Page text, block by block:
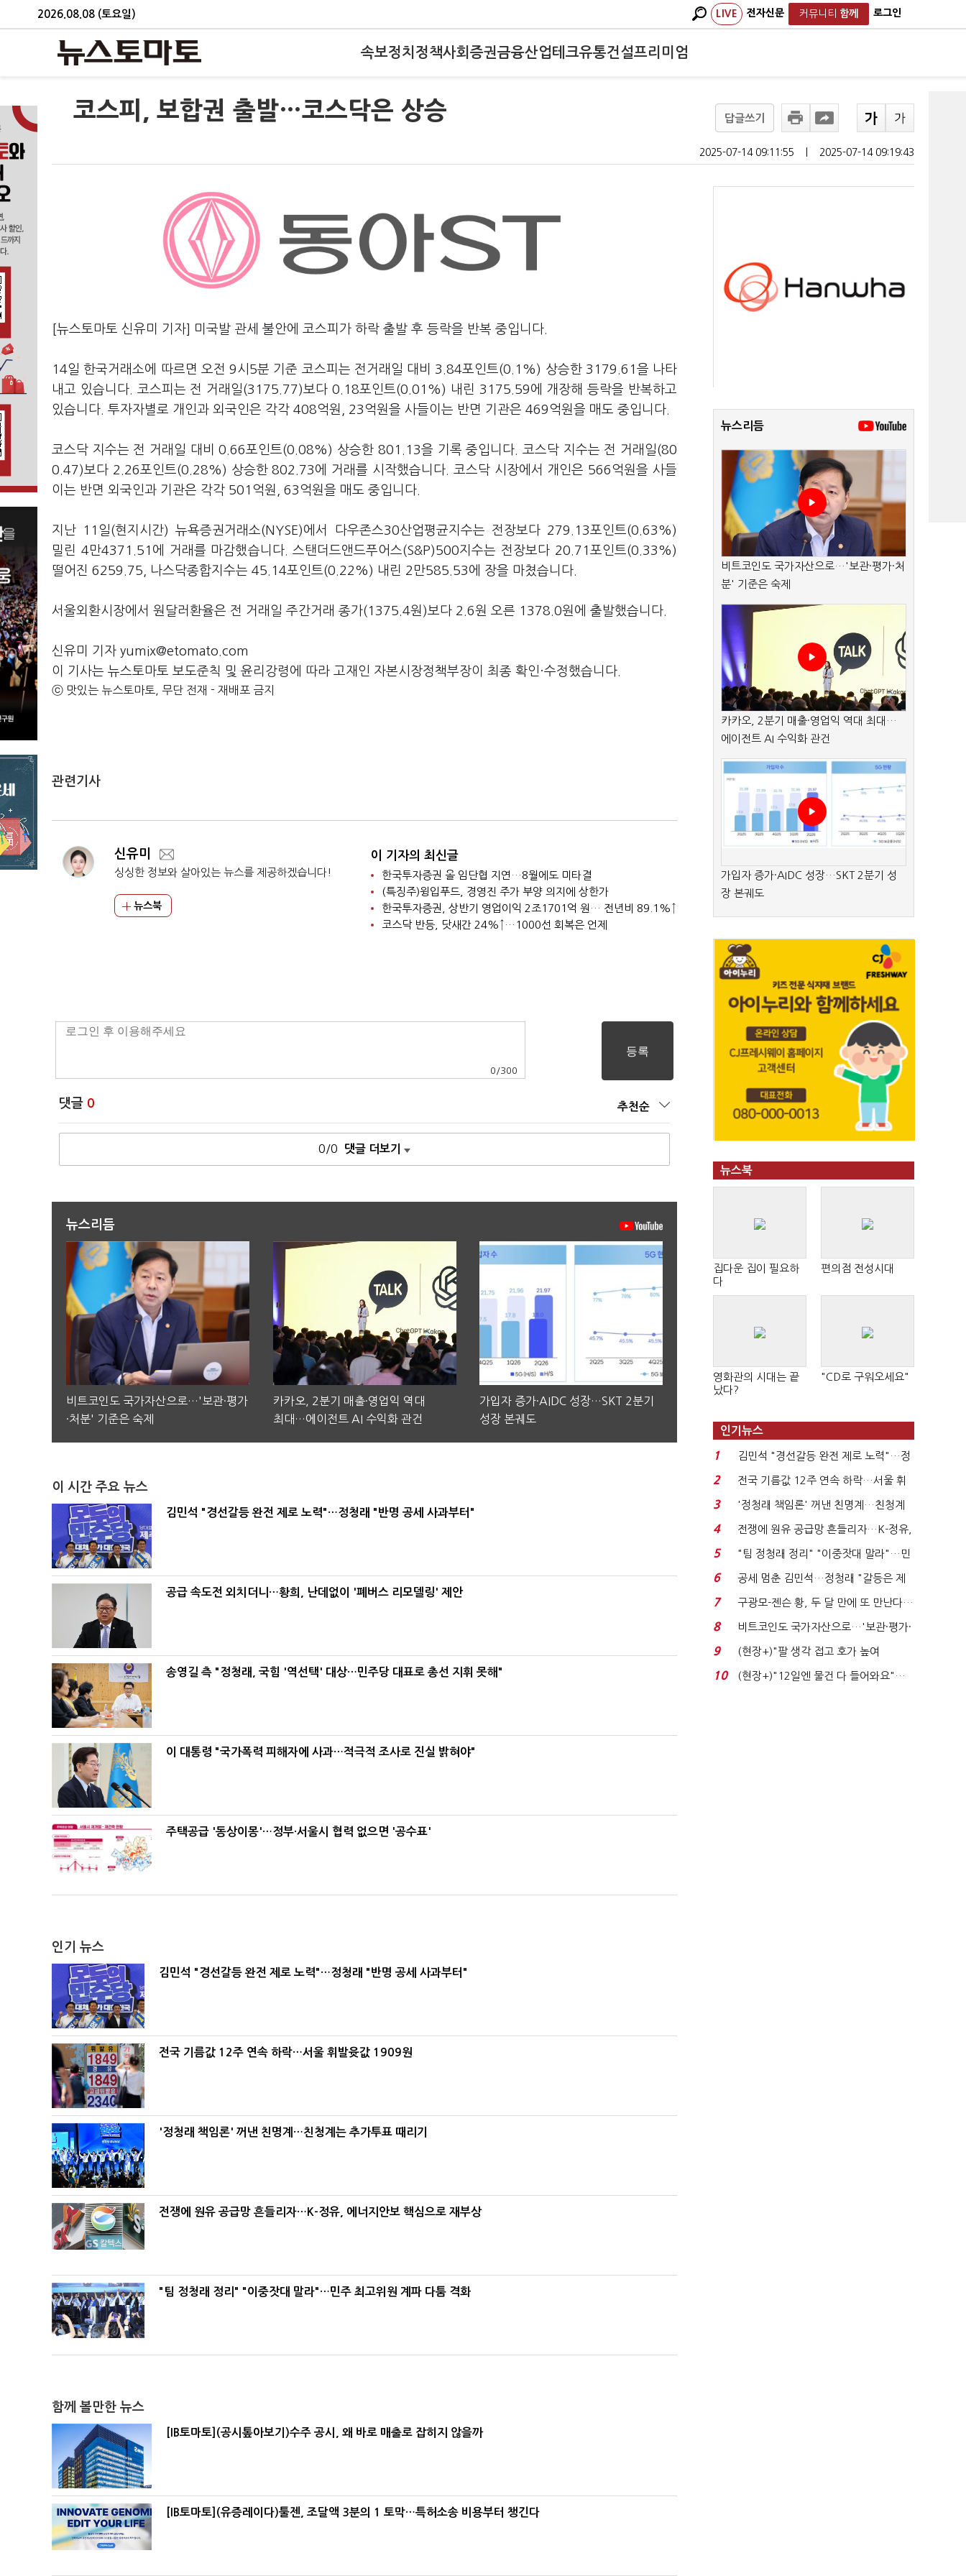
2026.08.08 (토요일) LIVE 전자신문 커뮤니티 함께 로그인
속보정치 정책사회 증권금융산업테크유통건설프리미엄
코스피, 보합권 출발…코스닥은 상승 답글쓰기
2025-07-14 09:11:55 2025-07-14 09:19:43
[뉴스토마토 신유미 기자] 미국발 관세 불안에 코스피가 하락 출발 후 등락을 반복 중입니다.
14일 한국거래소에 따르면 오전 9시5분 기준 코스피는 전거래일 대비 3.84포인트(0.1%) 상승한 3179.61을 나타
내고 있습니다. 코스피는 전 거래일(3175.77)보다 0.18포인트(0.01%) 내린 3175.59에 개장해 등락을 반복하고
있습니다. 투자자별로 개인과 외국인은 각각 408억원, 23억원을 사들이는 반면 기관은 469억원을 매도 중입니다.
코스닥 지수는 전 거래일 대비 0.66포인트(0.08%) 상승한 801.13을 기록 중입니다. 코스닥 지수는 전 거래일(80
0.47)보다 2.26포인트(0.28%) 상승한 802.73에 거래를 시작했습니다. 코스닥 시장에서 개인은 566억원을 사들
이는 반면 외국인과 기관은 각각 501억원, 63억원을 매도 중입니다.
지난 11일(현지시간) 뉴욕증권거래소(NYSE)에서 다우존스30산업평균지수는 전장보다 279.13포인트(0.63%)
밀린 4만4371.51에 거래를 마감했습니다. 스탠더드앤드푸어스(S&P)500지수는 전장보다 20.71포인트(0.33%)
떨어진 6259.75, 나스닥종합지수는 45.14포인트(0.22%) 내린 2만585.53에 장을 마쳤습니다.
서울외환시장에서 원달러환율은 전 거래일 주간거래 종가(1375.4원)보다 2.6원 오른 1378.0원에 출발했습니다.
신유미 기자 yumix@etomato.com
이 기사는 뉴스토마토 보도준칙 및 윤리강령에 따라 고재인 자본시장정책부장이 최종 확인·수정했습니다.
ⓒ 맛있는 뉴스토마토, 무단 전재 - 재배포 금지
관련기사
신유미
싱싱한 정보와 살아있는 뉴스를 제공하겠습니다!
뉴스북
이 기자의 최신글
한국투자증권 올 임단협 지연…8월에도 미타결
(특징주)윙입푸드, 경영진 주가 부양 의지에 상한가
한국투자증권, 상반기 영업이익 2조1701억 원… 전년비 89.1%↑
코스닥 반등, 닷새간 24%↑…1000선 회복은 언제
0 /300
댓글 0 추천순
0/0 댓글 더보기
뉴스리듬
비트코인도 국가자산으로…'보관·평가
·처분' 기준은 숙제
카카오, 2분기 매출·영업익 역대
최대…에이전트 AI 수익화 관건
가입자 증가·AIDC 성장…SKT 2분기
성장 본궤도
이 시간 주요 뉴스
김민석 "경선갈등 완전 제로 노력"…정청래 "반명 공세 사과부터"
공급 속도전 외치더니…황희, 난데없이 '폐버스 리모델링' 제안
송영길 측 "정청래, 국힘 '역선택' 대상…민주당 대표로 총선 지휘 못해"
이 대통령 "국가폭력 피해자에 사과…적극적 조사로 진실 밝혀야"
주택공급 '동상이몽'…정부·서울시 협력 없으면 '공수표'
인기 뉴스
김민석 "경선갈등 완전 제로 노력"…정청래 "반명 공세 사과부터"
전국 기름값 12주 연속 하락…서울 휘발윳값 1909원
'정청래 책임론' 꺼낸 친명계…친청계는 추가투표 때리기
전쟁에 원유 공급망 흔들리자…K-정유, 에너지안보 핵심으로 재부상
"팀 정청래 정리" "이중잣대 말라"…민주 최고위원 계파 다툼 격화
함께 볼만한 뉴스
[IB토마토](공시톺아보기)수주 공시, 왜 바로 매출로 잡히지 않을까
[IB토마토](유증레이다)툴젠, 조달액 3분의 1 토막…특허소송 비용부터 챙긴다
뉴스리듬
비트코인도 국가자산으로…'보관·평가·처
분' 기준은 숙제
카카오, 2분기 매출·영업익 역대 최대…
에이전트 AI 수익화 관건
가입자 증가·AIDC 성장…SKT 2분기 성
장 본궤도
뉴스북
집다운 집이 필요하
다
편의점 전성시대
영화관의 시대는 끝
났다?
"CD로 구워오세요"
인기뉴스
1
김민석 "경선갈등 완전 제로 노력"…정
청래 "반명 공세 사...
2
전국 기름값 12주 연속 하락…서울 휘
발윳값 1909원...
3
'정청래 책임론' 꺼낸 친명계…친청계
는 추가투표 때리기...
4
전쟁에 원유 공급망 흔들리자…K-정유,
에너지안보 핵심...
5
"팀 정청래 정리" "이중잣대 말라"…민
주 최고위원 계파 다...
6
공세 멈춘 김민석…정청래 "갈등은 제
가 수습"
7
구광모-젠슨 황, 두 달 만에 또 만난다…
로봇·AI 등 논...
8
비트코인도 국가자산으로…'보관·평가·
처분' 기준은 ...
9
(현장+)"팔 생각 접고 호가 높여
요"…'덜 똘똘한 한 채' 20...
10
(현장+)"12일엔 물건 다 들어와요"…